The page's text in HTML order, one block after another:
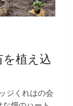
植え込
ジくれはの会